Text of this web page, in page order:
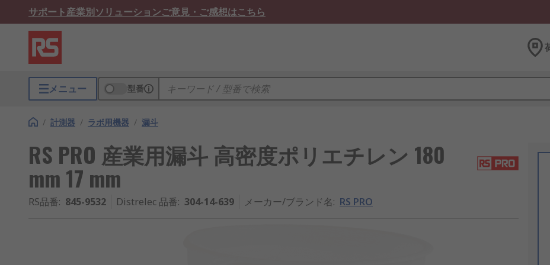
サポート産業別ソリューションご意見・ご感想はこちら
メニュー 型番
/ 計測器 / ラボ用機器 / 漏斗
RS PRO 産業用漏斗 高密度ポリエチレン 180
mm 17 mm
RS品番: 845-9532 Distrelec 品番: 304-14-639 メーカー/ブランド名: RS PRO